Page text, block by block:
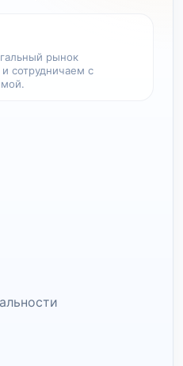
рынок
сотрудничаем с